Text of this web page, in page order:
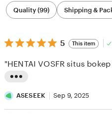
Filter
by
category
Quality (99) Shipping &
5
out
5
stars
5 This item
i
s
"HENTAI VOSFR situs
ASESEEK Sep 9, 2025